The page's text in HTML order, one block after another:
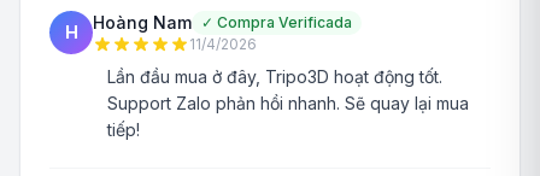
H Hoàng Nam ✓ Compra Verificada
11/4/2026
Lần đầu mua ở đây, Tripo3D hoạt động tốt.
Support Zalo phản hồi nhanh. Sẽ quay lại mua
tiếp!